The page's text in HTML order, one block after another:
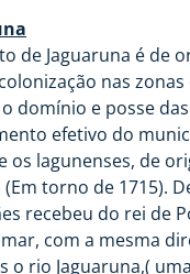
de Jaguaruna é de
nas
domínio e posse
efetivo do
os lagunenses, de
torno de 1715).
recebeu do rei de
com a mesma
o rio Jaguaruna,(